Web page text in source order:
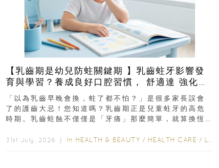
【乳齒期是幼兒防蛀關鍵期 】乳齒蛀牙影響發
育與學習？養成良好口腔習慣， 舒適達 強化琺
瑯質 兒童牙膏防護指南
「以為乳齒早晚會換，蛀了都不怕？」是很多家長誤會
了的護齒大忌！您知道嗎？乳齒期正是兒童蛀牙的高危
時期。乳齒蛀蝕不僅僅是「牙痛」那麼簡單，就算換恆
31st July, 2026 ｜ In HEALTH & BEAUTY / HEALTH CARE / LIFESTYLE